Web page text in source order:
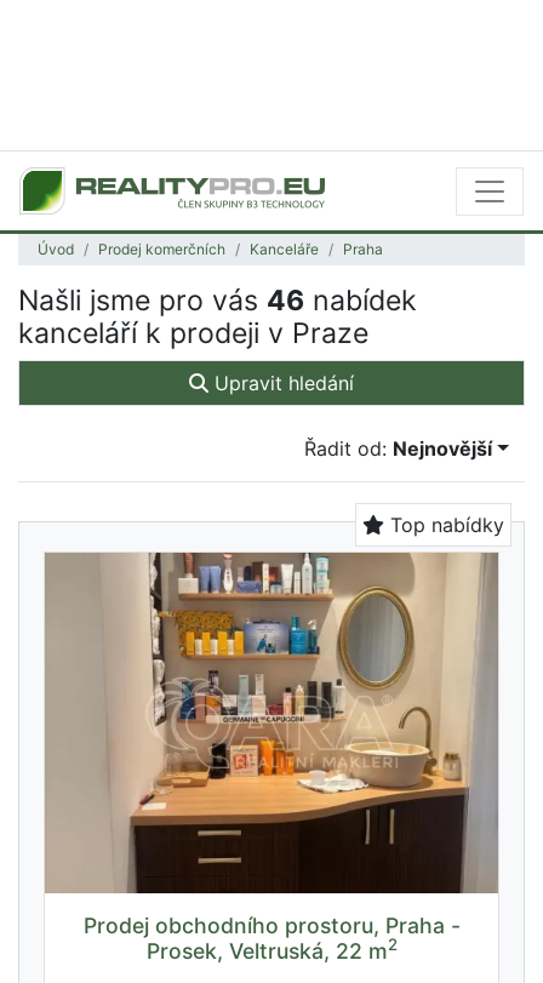
Úvod Prodej komerčních Kanceláře Praha
Našli jsme pro vás 46 nabídek
kanceláří k prodeji v Praze
Upravit hledání
Řadit od: Nejnovější
Top nabídky
Prodej obchodního prostoru, Praha -
Prosek, Veltruská, 22 m2